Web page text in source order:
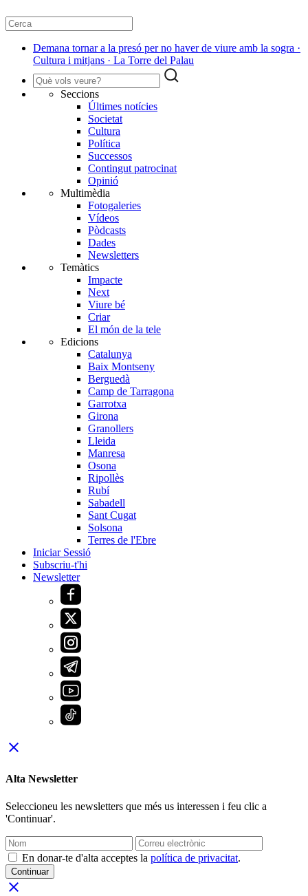
Demana tornar a la presó per no haver de viure amb la sogra ·
Cultura i mitjans · La Torre del Palau
Seccions
Últimes notícies
Societat
Cultura
Política
Successos
Contingut patrocinat
Opinió
Multimèdia
Fotogaleries
Vídeos
Pòdcasts
Dades
Newsletters
Temàtics
Impacte
Next
Viure bé
Criar
El món de la tele
Edicions
Catalunya
Baix Montseny
Berguedà
Camp de Tarragona
Garrotxa
Girona
Granollers
Lleida
Manresa
Osona
Ripollès
Rubí
Sabadell
Sant Cugat
Solsona
Terres de l'Ebre
Iniciar Sessió
Subscriu-t'hi
Newsletter
close
Alta Newsletter
Seleccioneu les newsletters que més us interessen i feu clic a
'Continuar'.
En donar-te d'alta acceptes la política de privacitat.
Continuar
close